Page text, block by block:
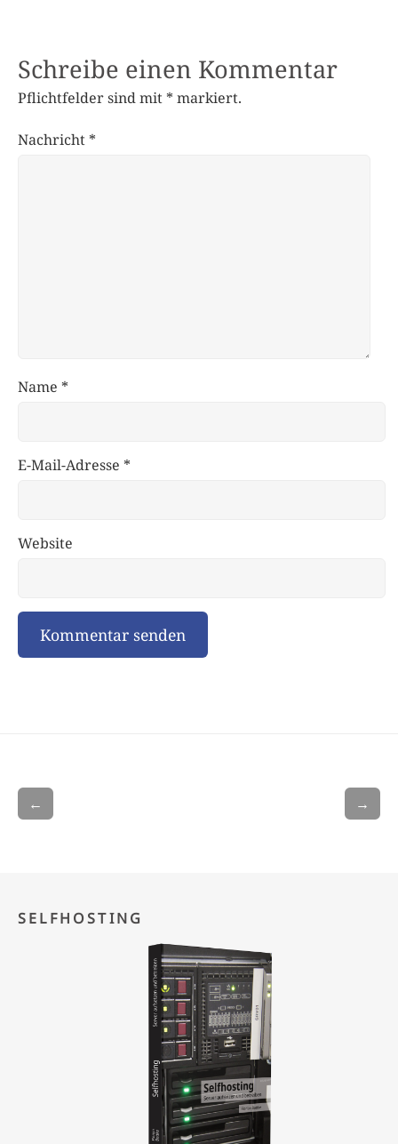
Schreibe einen Kommentar
Pflichtfelder sind mit * markiert.
Nachricht *
Name *
E-Mail-Adresse *
Website
← →
SELFHOSTING